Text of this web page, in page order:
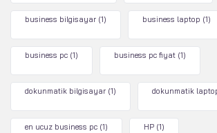
business bilgisayar (1) business laptop (1)
business pc (1) business pc fiyat (1)
dokunmatik bilgisayar (1) dokunmatik
en ucuz business pc (1) HP (1)